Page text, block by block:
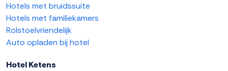
Hotels met bruidssuite
Hotels met familiekamers
Rolstoelvriendelijk
Auto opladen bij hotel
Hotel Ketens